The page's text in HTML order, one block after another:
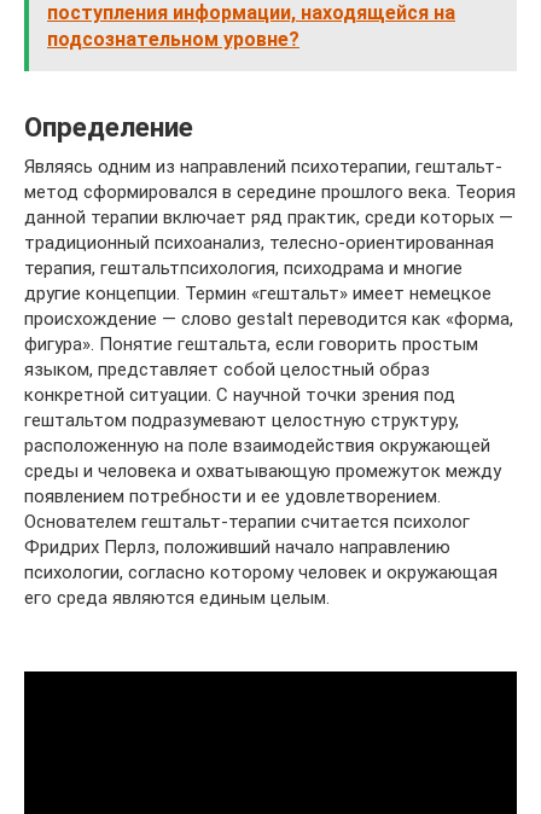
поступления информации, находящейся на
подсознательном уровне?
Определение
Являясь одним из направлений психотерапии, гештальт-
метод сформировался в середине прошлого века. Теория
данной терапии включает ряд практик, среди которых —
традиционный психоанализ, телесно-ориентированная
терапия, гештальтпсихология, психодрама и многие
другие концепции. Термин «гештальт» имеет немецкое
происхождение — слово gestalt переводится как «форма,
фигура». Понятие гештальта, если говорить простым
языком, представляет собой целостный образ
конкретной ситуации. С научной точки зрения под
гештальтом подразумевают целостную структуру,
расположенную на поле взаимодействия окружающей
среды и человека и охватывающую промежуток между
появлением потребности и ее удовлетворением.
Основателем гештальт-терапии считается психолог
Фридрих Перлз, положивший начало направлению
психологии, согласно которому человек и окружающая
его среда являются единым целым.